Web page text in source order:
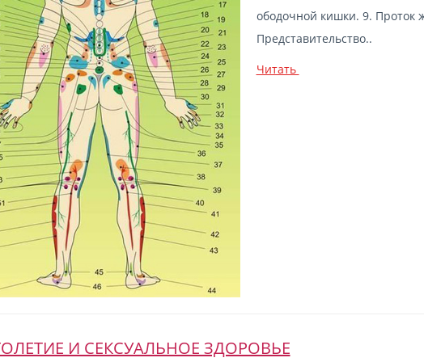
ободочной кишки. 9. Проток
Представительство..
Читать
И СЕКСУАЛЬНОЕ ЗДОРОВЬЕ